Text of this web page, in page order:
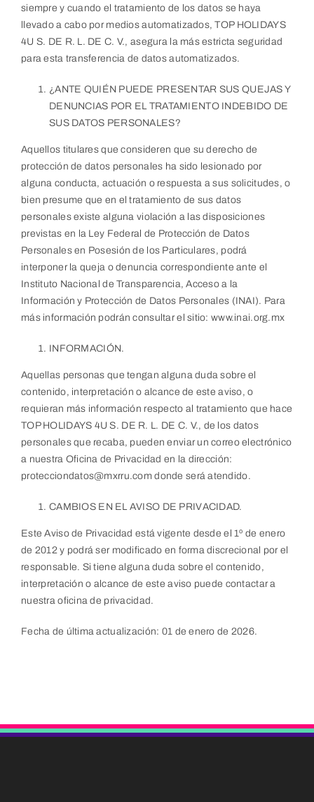
siempre y cuando el tratamiento de los datos se haya
llevado a cabo por medios automatizados, TOP HOLIDAYS
4U S. DE R. L. DE C. V., asegura la más estricta seguridad
para esta transferencia de datos automatizados.
¿ANTE QUIÉN PUEDE PRESENTAR SUS QUEJAS Y
DENUNCIAS POR EL TRATAMIENTO INDEBIDO DE
SUS DATOS PERSONALES?
Aquellos titulares que consideren que su derecho de
protección de datos personales ha sido lesionado por
alguna conducta, actuación o respuesta a sus solicitudes, o
bien presume que en el tratamiento de sus datos
personales existe alguna violación a las disposiciones
previstas en la Ley Federal de Protección de Datos
Personales en Posesión de los Particulares, podrá
interponer la queja o denuncia correspondiente ante el
Instituto Nacional de Transparencia, Acceso a la
Información y Protección de Datos Personales (INAI). Para
más información podrán consultar el sitio: www.inai.org.mx
INFORMACIÓN.
Aquellas personas que tengan alguna duda sobre el
contenido, interpretación o alcance de este aviso, o
requieran más información respecto al tratamiento que hace
TOP HOLIDAYS 4U S. DE R. L. DE C. V., de los datos
personales que recaba, pueden enviar un correo electrónico
a nuestra Oficina de Privacidad en la dirección:
protecciondatos@mxrru.com donde será atendido.
CAMBIOS EN EL AVISO DE PRIVACIDAD.
Este Aviso de Privacidad está vigente desde el 1º de enero
de 2012 y podrá ser modificado en forma discrecional por el
responsable. Si tiene alguna duda sobre el contenido,
interpretación o alcance de este aviso puede contactar a
nuestra oficina de privacidad.
Fecha de última actualización: 01 de enero de 2026.